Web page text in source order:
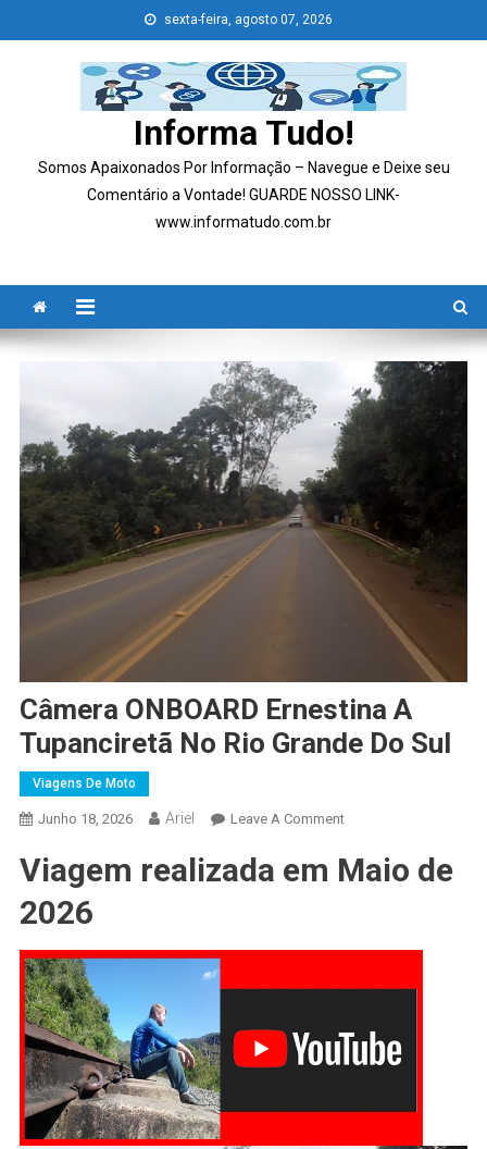
to
sexta-feira, agosto 07, 2026
Informa Tudo!
Somos Apaixonados Por Informação – Navegue e Deixe seu
Comentário a Vontade! GUARDE NOSSO LINK-
www.informatudo.com.br
Câmera ONBOARD Ernestina A
Tupanciretã No Rio Grande Do Sul
Viagens De Moto
Junho 18, 2026 Ariel Leave A CommentOn
ONBOARD
Rio
Do
Sul
Viagem realizada em Maio de
2026